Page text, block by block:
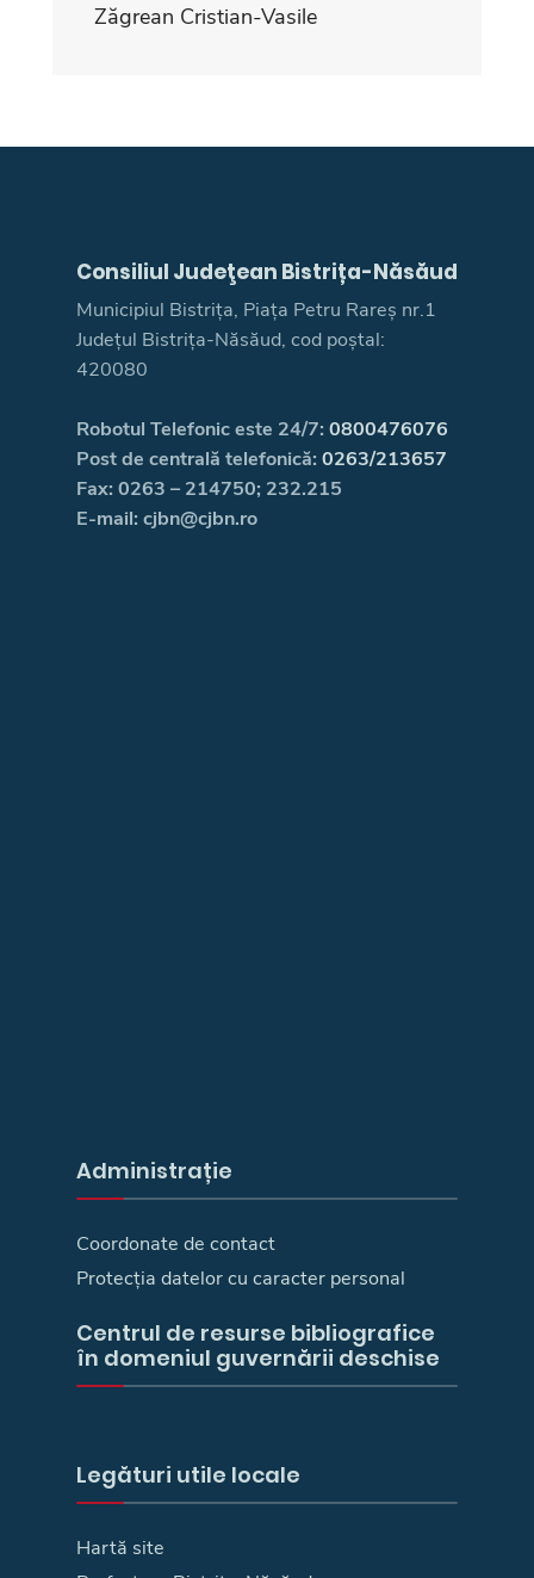
Zăgrean Cristian-Vasile
Consiliul Judeţean Bistrița-Năsăud
Municipiul Bistrița, Piața Petru Rareș nr.1
Județul Bistrița-Năsăud, cod poștal:
420080
Robotul Telefonic este 24/7: 0800476076
Post de centrală telefonică: 0263/213657
Fax: 0263 – 214750; 232.215
E-mail: cjbn@cjbn.ro
Administrație
Coordonate de contact
Protecția datelor cu caracter personal
Centrul de resurse bibliografice
în domeniul guvernării deschise
Legături utile locale
Hartă site